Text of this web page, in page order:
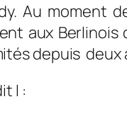
Au moment
aux
depuis deux
l :